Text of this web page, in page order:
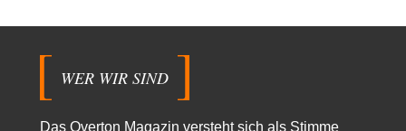
Masseninvasion von Ceuta: Ein organisierter Angriff 3
Zehntausende dackeln…
Adel verpflichtetvor 8 Stunden zu:
Vielen Dank, hatte ich nicht auf dem Schirm, weil ich ihn nicht mehr
WER WIR SIND
Das Overton Magazin versteht sich als Stimme